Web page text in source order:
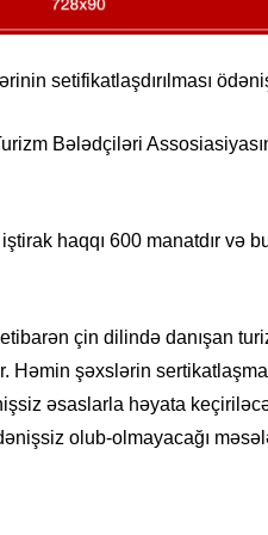
setifikatlaşdırılması
Bələdçiləri
haqqı 600 manatdır və
çin dilində danışan
Həmin şəxslərin
əsaslarla həyata
olub-olmayacağı